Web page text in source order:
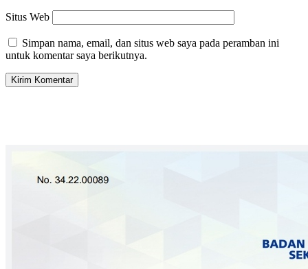
Situs Web
Simpan nama, email, dan situs web saya pada peramban ini
untuk komentar saya berikutnya.